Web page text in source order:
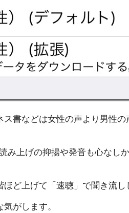
ス書などは女性の声より男性
み上げの抑揚や発音も心なし
ほど上げて「速聴」で聞き流
がします。